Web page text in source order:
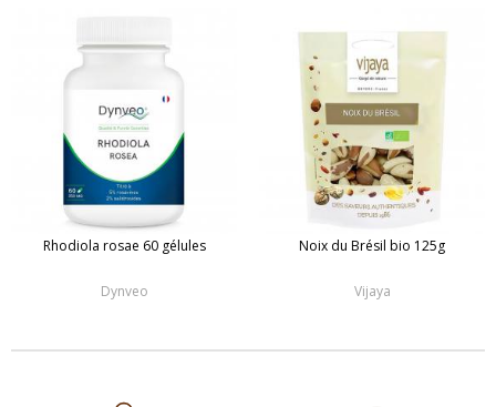
Rhodiola rosae 60 gélules
Dynveo
Noix du Brésil bio 125g
Vijaya